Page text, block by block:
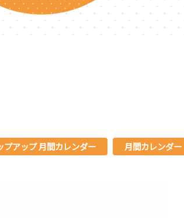
プアップ 月間カレンダー 月間カレンダー